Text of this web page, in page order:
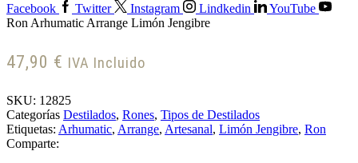
Facebook Twitter Instagram Lindkedin
YouTube
Ron Arhumatic Arrange Limón Jengibre
47,90 € IVA Incluido
SKU: 12825
Categorías Destilados, Rones, Tipos de Destilados
Etiquetas: Arhumatic, Arrange, Artesanal, Limón Jengibre, Ron
Comparte: